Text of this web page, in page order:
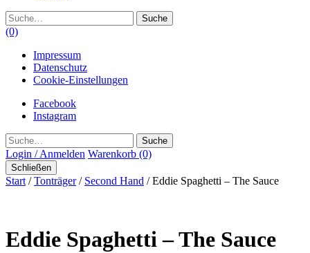
Suche
(0)
Impressum
Datenschutz
Cookie-Einstellungen
Facebook
Instagram
Suche
Login / Anmelden Warenkorb (0)
Schließen
Start /Tonträger/ Second Hand / Eddie Spaghetti – The Sauce
Eddie Spaghetti – The Sauce